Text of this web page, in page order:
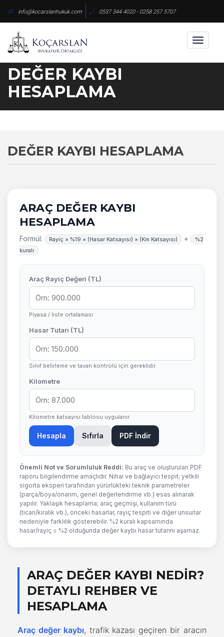
content
info@kocarslanhukuk.com 0537 344 4020 - 0258 257 5707
Toggle
DEĞER KAYBI
HESAPLAMA
DEĞER KAYBI HESAPLAMA
ARAÇ DEĞER KAYBI
HESAPLAMA
Formül: Rayiç × %19 × (Hasar Katsayısı) × (Km Katsayısı) +
%2
kuralı
Araç Rayiç Değeri (TL)
Piyasa / liste ortalaması.
Hasar Tutarı (TL)
Sınıf belirleme ve tavan kontrolü için gereklidir.
Kilometre
Kilometre katsayısı tablosu uygulanır.
Hesapla Sıfırla PDF İndir
Önemli Not ve Sorumluluk Reddi: Bu araç ve oluşturulan PDF
raporu bilgilendirme amaçlıdır. Nihai ve bağlayıcı tespit; yetkili
sigorta eksperi tarafından yürürlükteki teknik parametreler
(parça/boya/onarım, genel değerlendirme vb.) esas alınarak
yapılır. Yaklaşık hesaplama; araç geçmişi, kullanım türü
(ticari/kiralık vb.), önceki hasarlar, rayiç tespiti ve diğer unsurlar
nedeniyle farklılık gösterebilir. %2 kuralı kapsamında
hasar/rayiç ≤ %2 olduğunda değer kaybı hasar tutarını aşamaz.
ARAÇ DEĞER KAYBI NEDIR?
DETAYLI REHBER VE
HESAPLAMA
Araç değer kaybı, trafik kazası geçiren bir aracın